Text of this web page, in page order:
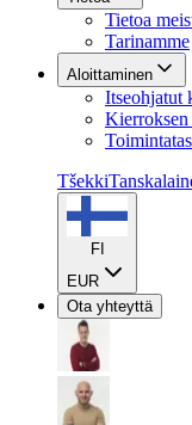
Tietoa
Tarinamme
Aloittaminen
Itseohjatut
Kierroksen
Tšekki
FI
EUR
Ota yhteyttä